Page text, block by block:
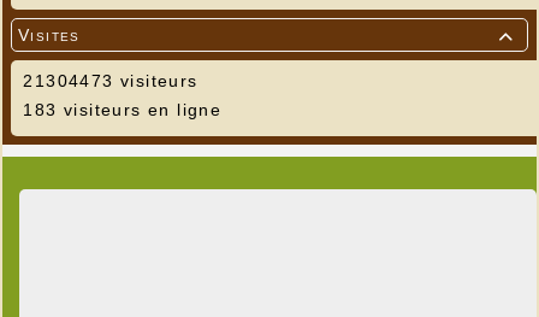

Visites
21304473 visiteurs
183 visiteurs en ligne